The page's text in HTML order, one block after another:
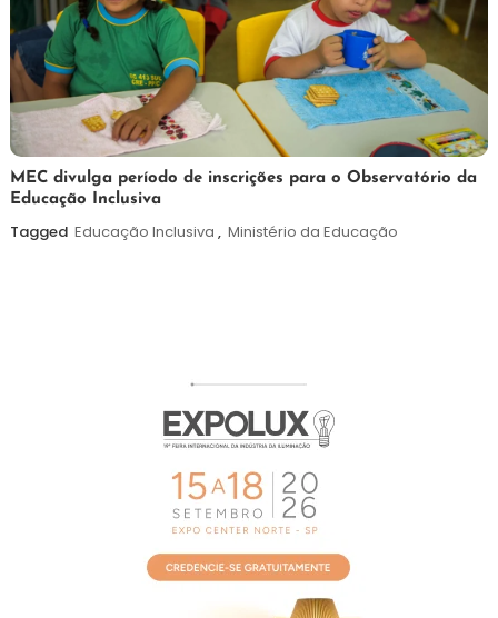
7
de
agosto
Maurilio
MEC divulga período de inscrições para o Observatório da
Educação Inclusiva
Tagged Educação Inclusiva , Ministério da Educação